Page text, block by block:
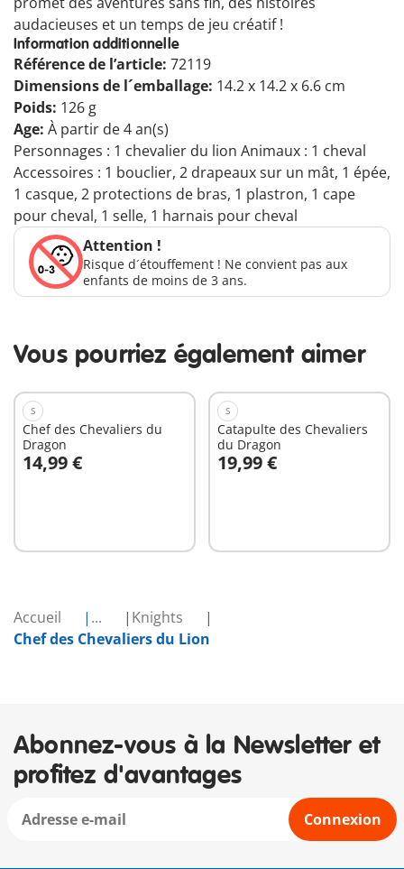
Accueil ...
Knights
Chef des Chevaliers du Lion
audacieuses et un temps de jeu créatif !
Information additionnelle
Référence de l’article: 72119
Dimensions de l´emballage: 14.2 x 14.2 x 6.6 cm
Poids: 126 g
Age: À partir de 4 an(s)
Personnages : 1 chevalier du lion Animaux : 1 cheval
Accessoires : 1 bouclier, 2 drapeaux sur un mât, 1 épée,
1 casque, 2 protections de bras, 1 plastron, 1 cape
pour cheval, 1 selle, 1 harnais pour cheval
Attention !
Risque d´étouffement ! Ne convient pas aux
enfants de moins de 3 ans.
Vous pourriez également aimer
S
Chef des Chevaliers du
Dragon
14,99 €
Au panier
S
Catapulte des Chevaliers
du Dragon
19,99 €
Au panier
Abonnez-vous à la Newsletter et
profitez d'avantages
Connexion